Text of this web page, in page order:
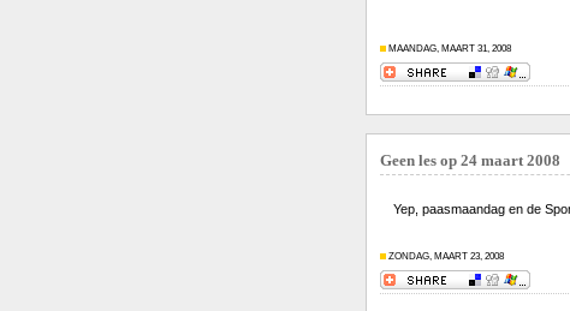
MAANDAG, MAART 31, 2008
Geen les op 24 maart 2008
Yep, paasmaandag en de
ZONDAG, MAART 23, 2008